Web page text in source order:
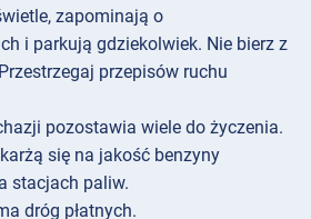
zapominają o
i parkują gdziekolwiek. Nie bierz z
przepisów ruchu
pozostawia wiele do życzenia.
się na jakość benzyny
stacjach paliw.
dróg płatnych.